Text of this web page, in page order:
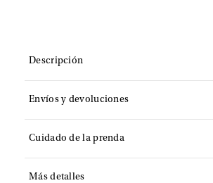
Descripción
Envíos y devoluciones
Cuidado de la prenda
Más detalles